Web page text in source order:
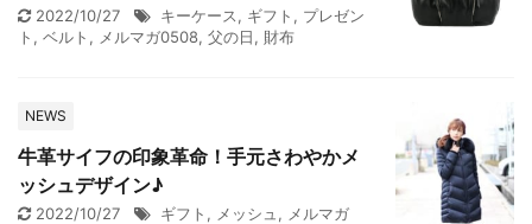
2022/10/27 キーケース, ギフト , プレゼン
ト , ベルト , メルマガ0508, 父の日, 財布
NEWS
牛革サイフの印象革命！手元さわやかメ
ッシュデザイン♪
2022/10/27 ギフト , メッシュ , メルマガ